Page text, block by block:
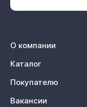
О компании
Каталог
Покупателю
Вакансии